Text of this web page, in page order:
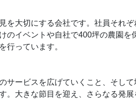
を大切にする会社です。社員それ
のイベントや自社で400坪の農園
行っています。
サービスを広げていくこと、そし
。大きな節目を迎え、さらなる発